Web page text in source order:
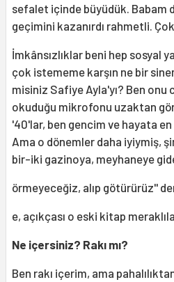
sefalet içinde büyüdük. Babam
geçimini kazanırdı rahmetli.
İmkânsızlıklar beni hep sosyal
çok istememe karşın ne bir
misiniz Safiye Ayla'yı? Ben onu
okuduğu mikrofonu uzaktan
'40'lar, ben gencim ve hayata
Ama o dönemler daha iyiymiş,
bir-iki gazinoya, meyhaneye
örmeyeceğiz, alıp götürürüz''
e, açıkçası o eski kitap
Ne içersiniz? Rakı mı?
Ben rakı içerim, ama